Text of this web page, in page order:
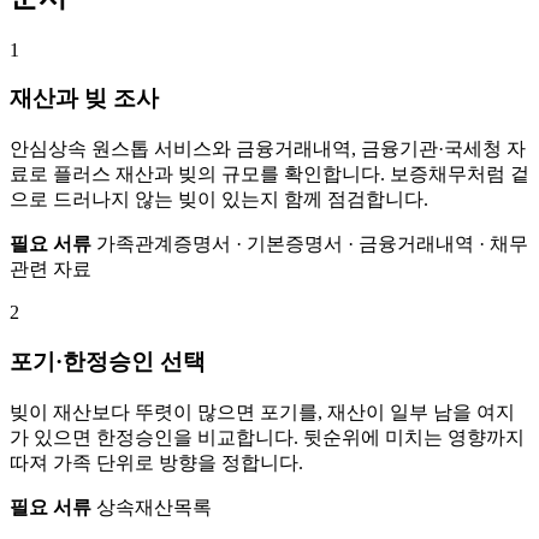
1
재산과 빚 조사
안심상속 원스톱 서비스와 금융거래내역, 금융기관·국세청 자
료로 플러스 재산과 빚의 규모를 확인합니다. 보증채무처럼 겉
으로 드러나지 않는 빚이 있는지 함께 점검합니다.
필요 서류 가족관계증명서 · 기본증명서 · 금융거래내역 · 채무
관련 자료
2
포기·한정승인 선택
빚이 재산보다 뚜렷이 많으면 포기를, 재산이 일부 남을 여지
가 있으면 한정승인을 비교합니다. 뒷순위에 미치는 영향까지
따져 가족 단위로 방향을 정합니다.
필요 서류 상속재산목록